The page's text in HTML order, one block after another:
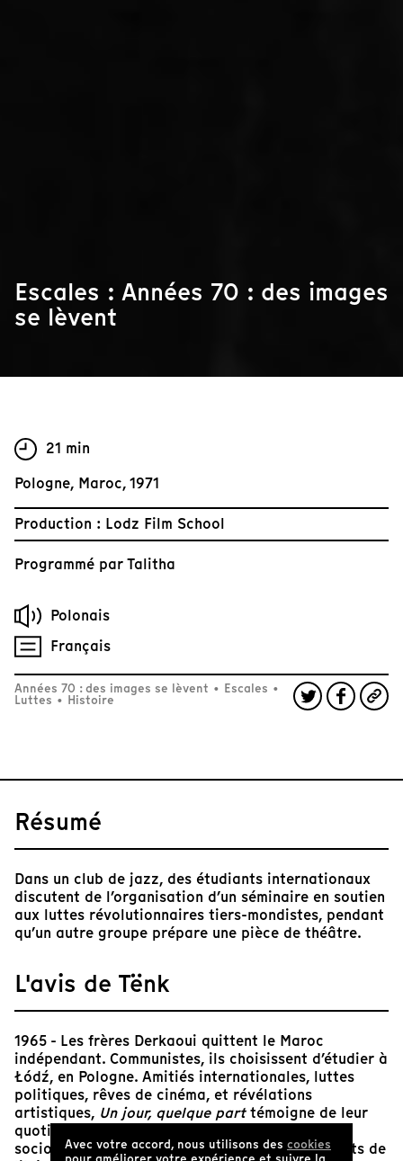
Escales : Années 70 : des images
se lèvent
21 min
Pologne, Maroc, 1971
Production : Lodz Film School
Programmé parTalitha
Polonais
Français
Années 70 : des images se lèvent • Escales •
Luttes • Histoire
Résumé
Dans un club de jazz, des étudiants internationaux
discutent de l’organisation d’un séminaire en soutien
aux luttes révolutionnaires tiers-mondistes, pendant
qu’un autre groupe prépare une pièce de théâtre.
L'avis de Tënk
1965 - Les frères Derkaoui quittent le Maroc
indépendant. Communistes, ils choisissent d’étudier à
Łódź, en Pologne. Amitiés internationales, luttes
politiques, rêves de cinéma, et révélations
artistiques, Un jour, quelque parttémoigne de leur
quotidien : des étudiants (dont Miguel Sobrado,
sociologue-guérillero) débattent des mouvements de
Avec votre accord, nous utilisons des cookies